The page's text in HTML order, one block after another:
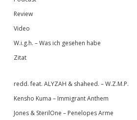
Review
Video
W.i.g.h. – Was ich gesehen habe
Zitat
redd. feat. ALYZAH & shaheed. – W.Z.M.P.
Kensho Kuma – Immigrant Anthem
Jones & SterilOne – Penelopes Arme